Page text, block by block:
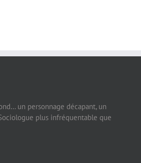
un personnage décapant, un
plus infréquentable que